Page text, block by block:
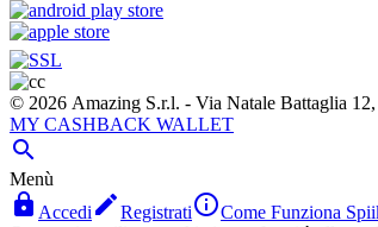
© 2026 Amazing S.r.l. - Via Natale Battaglia
MY CASHBACK WALLET

Menù
 Accedi RegistratiCome Funziona